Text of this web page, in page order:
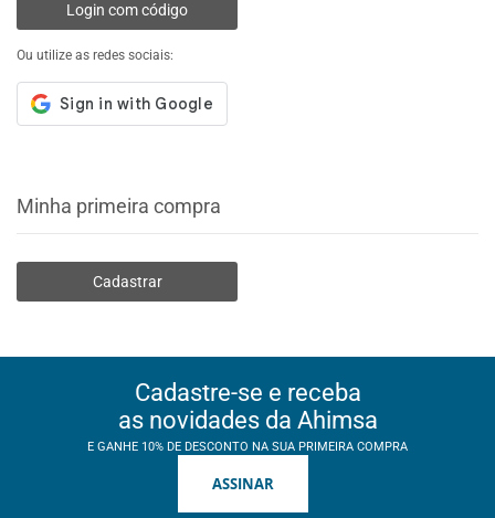
Login com código
Ou utilize as redes sociais:
Minha primeira compra
Cadastrar
Cadastre-se e receba
as novidades da Ahimsa
E GANHE 10% DE DESCONTO NA SUA PRIMEIRA COMPRA
ASSINAR